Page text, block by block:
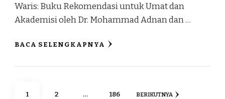
Waris: Buku Rekomendasi untuk Umat dan
Akademisi oleh Dr. Mohammad Adnan dan …
BACA SELENGKAPNYA
1 2 … 186 BERIKUTNYA